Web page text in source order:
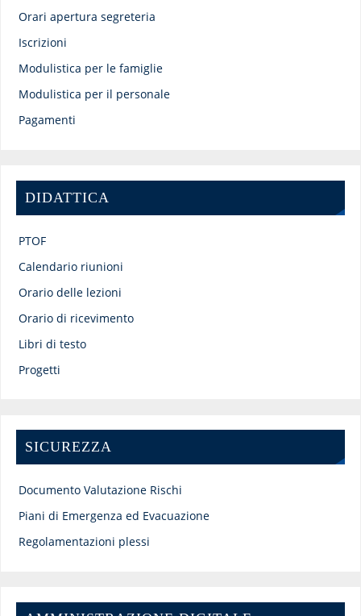
Orari apertura segreteria
Iscrizioni
Modulistica per le famiglie
Modulistica per il personale
Pagamenti
DIDATTICA
PTOF
Calendario riunioni
Orario delle lezioni
Orario di ricevimento
Libri di testo
Progetti
SICUREZZA
Documento Valutazione Rischi
Piani di Emergenza ed Evacuazione
Regolamentazioni plessi